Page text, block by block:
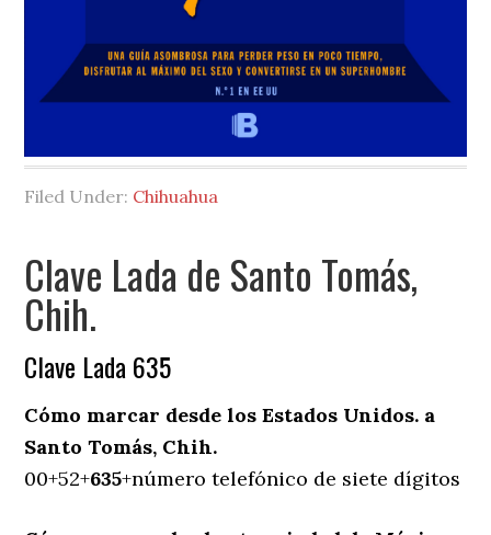
Filed Under: Chihuahua
Clave Lada de Santo Tomás,
Chih.
Clave Lada 635
Cómo marcar desde los Estados Unidos. a
Santo Tomás, Chih.
00+52+635+número telefónico de siete dígitos